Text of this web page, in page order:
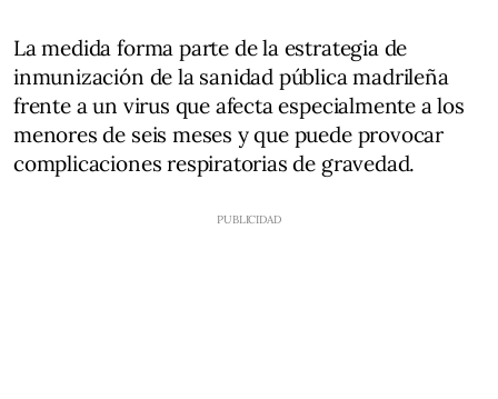
La medida forma parte de la estrategia de
inmunización de la sanidad pública madrileña
frente a un virus que afecta especialmente a los
menores de seis meses y que puede provocar
complicaciones respiratorias de gravedad.